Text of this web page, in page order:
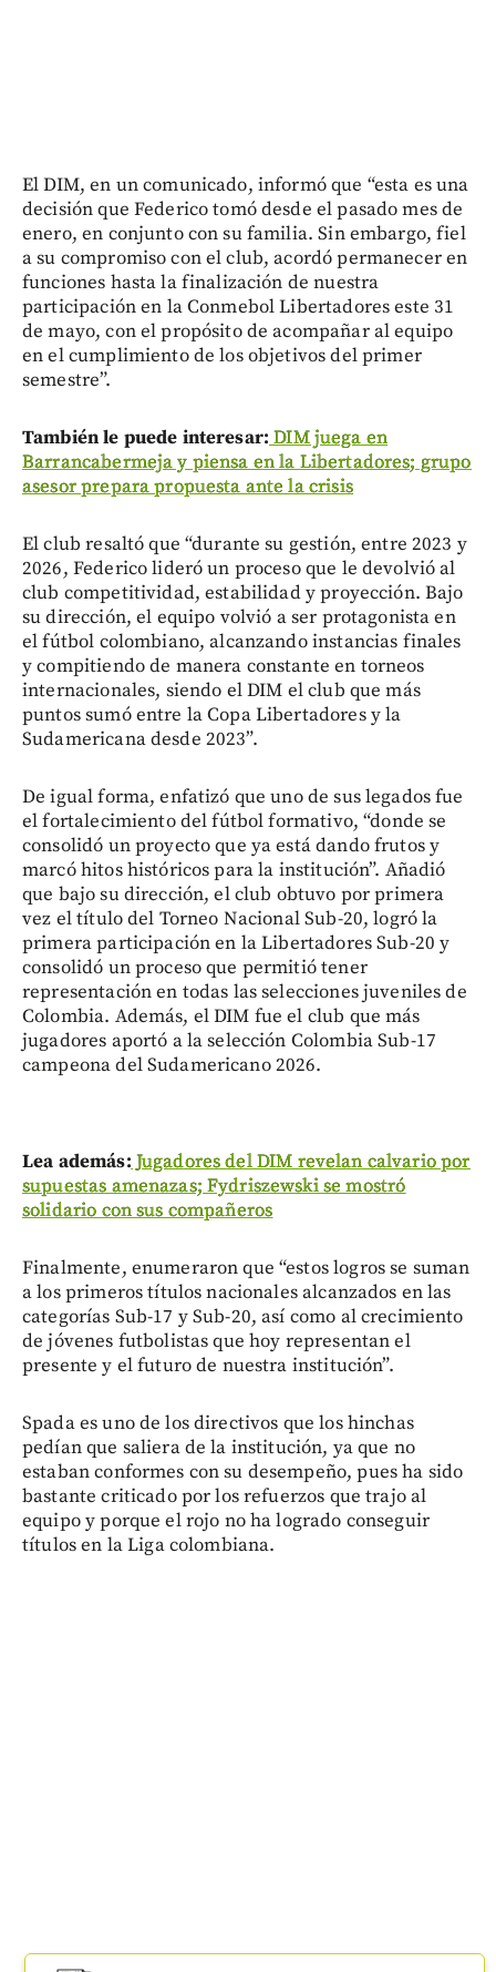
El DIM, en un comunicado, informó que “esta es una
decisión que Federico tomó desde el pasado mes de
enero, en conjunto con su familia. Sin embargo, fiel
a su compromiso con el club, acordó permanecer en
funciones hasta la finalización de nuestra
participación en la Conmebol Libertadores este 31
de mayo, con el propósito de acompañar al equipo
en el cumplimiento de los objetivos del primer
semestre”.
También le puede interesar: DIM juega en
Barrancabermeja y piensa en la Libertadores; grupo
asesor prepara propuesta ante la crisis
El club resaltó que “durante su gestión, entre 2023 y
2026, Federico lideró un proceso que le devolvió al
club competitividad, estabilidad y proyección. Bajo
su dirección, el equipo volvió a ser protagonista en
el fútbol colombiano, alcanzando instancias finales
y compitiendo de manera constante en torneos
internacionales, siendo el DIM el club que más
puntos sumó entre la Copa Libertadores y la
Sudamericana desde 2023”.
De igual forma, enfatizó que uno de sus legados fue
el fortalecimiento del fútbol formativo, “donde se
consolidó un proyecto que ya está dando frutos y
marcó hitos históricos para la institución”. Añadió
que bajo su dirección, el club obtuvo por primera
vez el título del Torneo Nacional Sub-20, logró la
primera participación en la Libertadores Sub-20 y
consolidó un proceso que permitió tener
representación en todas las selecciones juveniles de
Colombia. Además, el DIM fue el club que más
jugadores aportó a la selección Colombia Sub-17
campeona del Sudamericano 2026.
Lea además: Jugadores del DIM revelan calvario por
supuestas amenazas; Fydriszewski se mostró
solidario con sus compañeros
Finalmente, enumeraron que “estos logros se suman
a los primeros títulos nacionales alcanzados en las
categorías Sub-17 y Sub-20, así como al crecimiento
de jóvenes futbolistas que hoy representan el
presente y el futuro de nuestra institución”.
Spada es uno de los directivos que los hinchas
pedían que saliera de la institución, ya que no
estaban conformes con su desempeño, pues ha sido
bastante criticado por los refuerzos que trajo al
equipo y porque el rojo no ha logrado conseguir
títulos en la Liga colombiana.